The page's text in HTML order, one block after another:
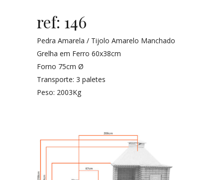
ref: 146
Pedra Amarela / Tijolo Amarelo Manchado
Grelha em Ferro 60x38cm
Forno 75cm Ø
Transporte: 3 paletes
Peso: 2003Kg